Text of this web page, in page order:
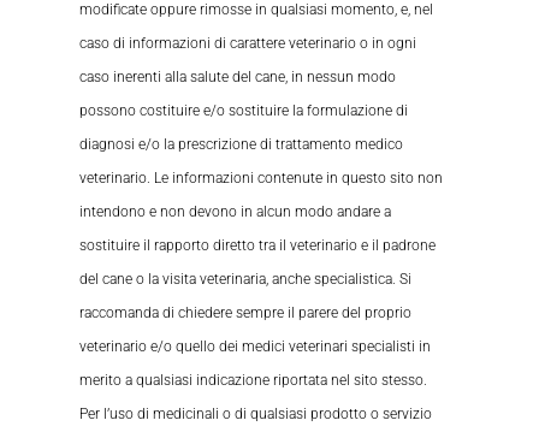
modificate oppure rimosse in qualsiasi momento, e, nel
caso di informazioni di carattere veterinario o in ogni
caso inerenti alla salute del cane, in nessun modo
possono costituire e/o sostituire la formulazione di
diagnosi e/o la prescrizione di trattamento medico
veterinario. Le informazioni contenute in questo sito non
intendono e non devono in alcun modo andare a
sostituire il rapporto diretto tra il veterinario e il padrone
del cane o la visita veterinaria, anche specialistica. Si
raccomanda di chiedere sempre il parere del proprio
veterinario e/o quello dei medici veterinari specialisti in
merito a qualsiasi indicazione riportata nel sito stesso.
Per l’uso di medicinali o di qualsiasi prodotto o servizio